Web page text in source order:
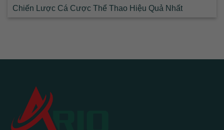
Chiến Lược Cá Cược Thể Thao Hiệu Quả Nhất